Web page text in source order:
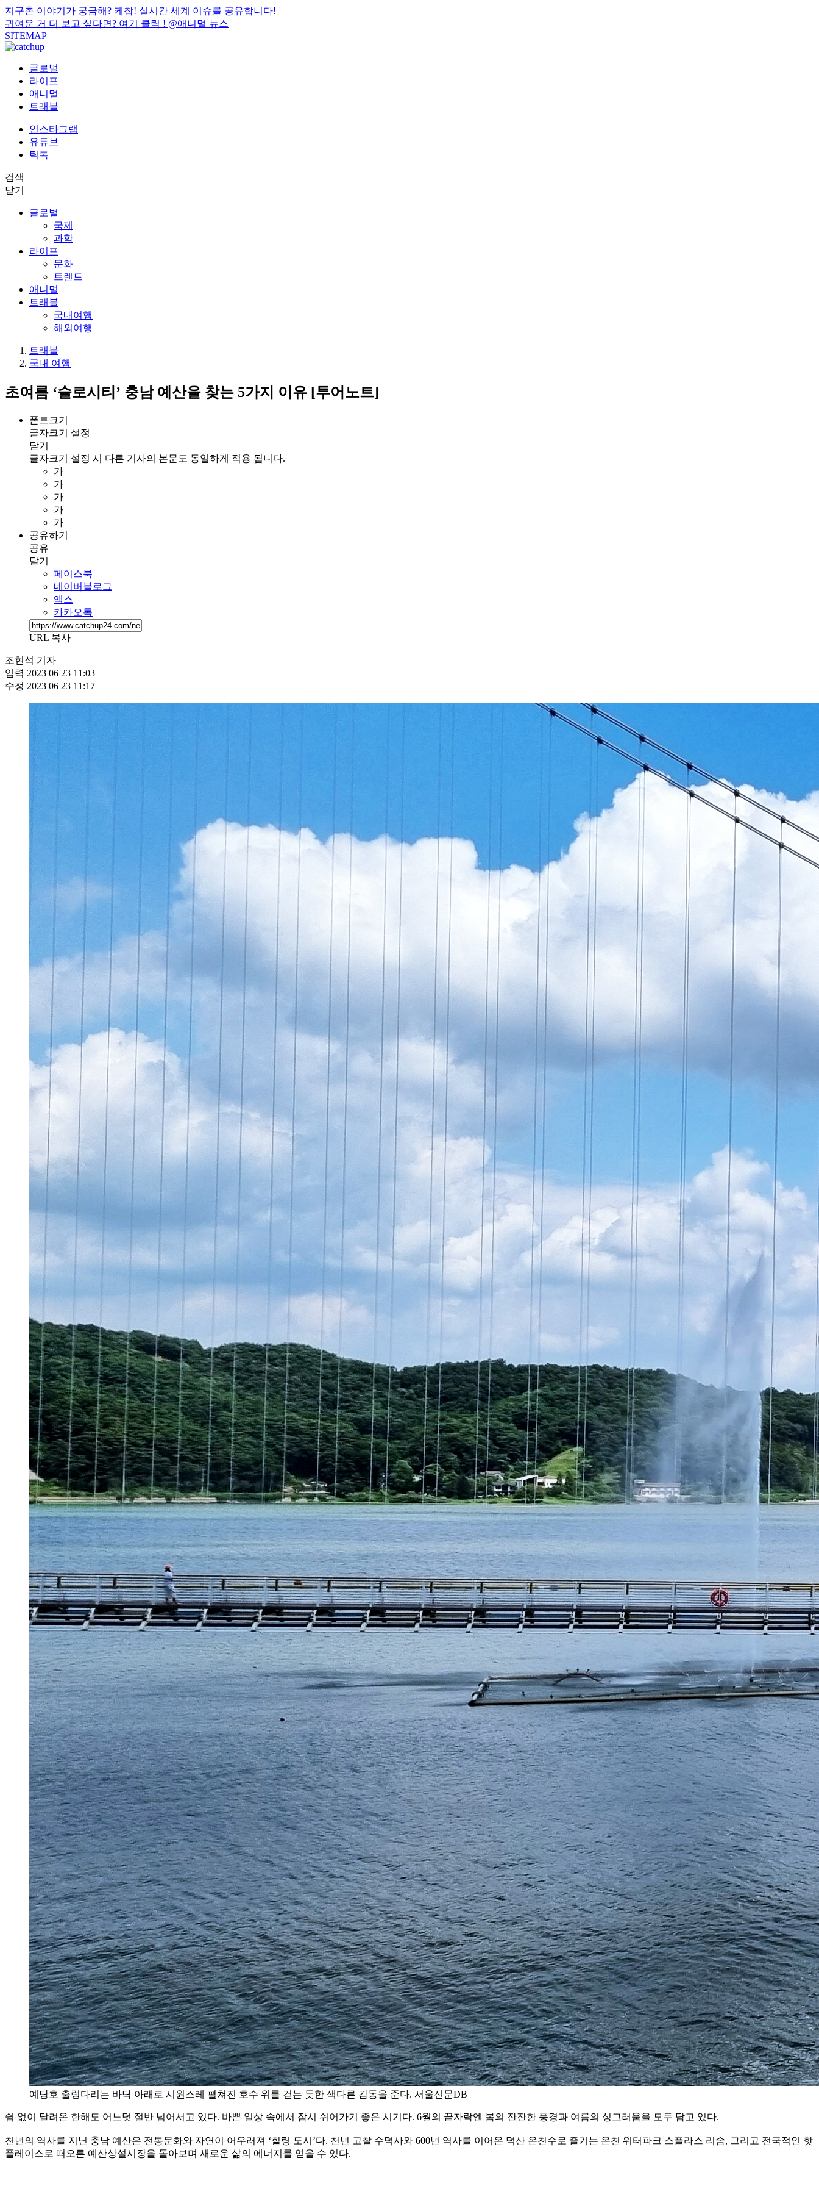
지구촌 이야기가 궁금해? 케찹! 실시간 세계 이슈를 공유합니다!
귀여운 거 더 보고 싶다면? 여기 클릭 ! @애니멀 뉴스
SITEMAP
글로벌
라이프
애니멀
트래블
인스타그램
유튜브
틱톡
검색
닫기
글로벌
국제
과학
라이프
문화
트렌드
애니멀
트래블
국내여행
해외여행
트래블
국내 여행
초여름 ‘슬로시티’ 충남 예산을 찾는 5가지 이유 [투어노트]
폰트크기
글자크기 설정
닫기
글자크기 설정 시 다른 기사의 본문도 동일하게 적용 됩니다.
가
가
가
가
가
공유하기
공유
닫기
페이스북
네이버블로그
엑스
카카오톡
URL 복사
조현석 기자
입력 2023 06 23 11:03
수정 2023 06 23 11:17
예당호 출렁다리는 바닥 아래로 시원스레 펼쳐진 호수 위를 걷는 듯한 색다른 감동을 준다. 서울신문DB
쉼 없이 달려온 한해도 어느덧 절반 넘어서고 있다. 바쁜 일상 속에서 잠시 쉬어가기 좋은 시기다. 6월의 끝자락엔 봄의 잔잔한 풍경과 여름의 싱그러움을 모두 담고 있다.
천년의 역사를 지닌 충남 예산은 전통문화와 자연이 어우러져 ‘힐링 도시’다. 천년 고찰 수덕사와 600년 역사를 이어온 덕산 온천수로 즐기는 온천 워터파크 스플라스 리솜, 그리고 전국적인 핫
플레이스로 떠오른 예산상설시장을 돌아보며 새로운 삶의 에너지를 얻을 수 있다.